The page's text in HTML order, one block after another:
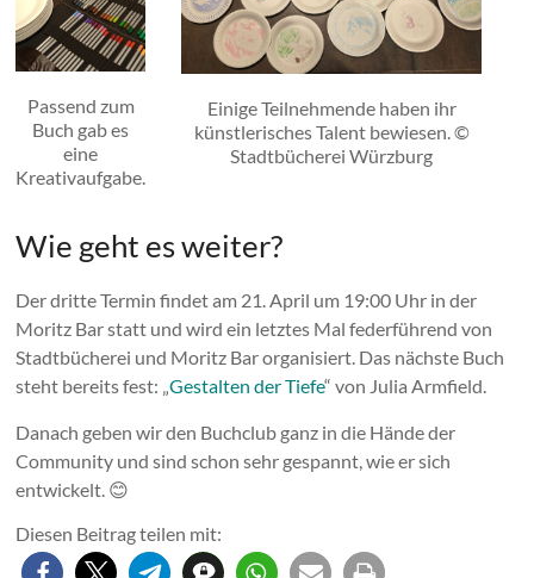
Passend zum
Buch gab es
eine
Kreativaufgabe.
Einige Teilnehmende haben ihr
künstlerisches Talent bewiesen. ©
Stadtbücherei Würzburg
Wie geht es weiter?
Der dritte Termin findet am 21. April um 19:00 Uhr in der
Moritz Bar statt und wird ein letztes Mal federführend von
Stadtbücherei und Moritz Bar organisiert. Das nächste Buch
steht bereits fest: „Gestalten der Tiefe“ von Julia Armfield.
Danach geben wir den Buchclub ganz in die Hände der
Community und sind schon sehr gespannt, wie er sich
entwickelt. 😊
Diesen Beitrag teilen mit: